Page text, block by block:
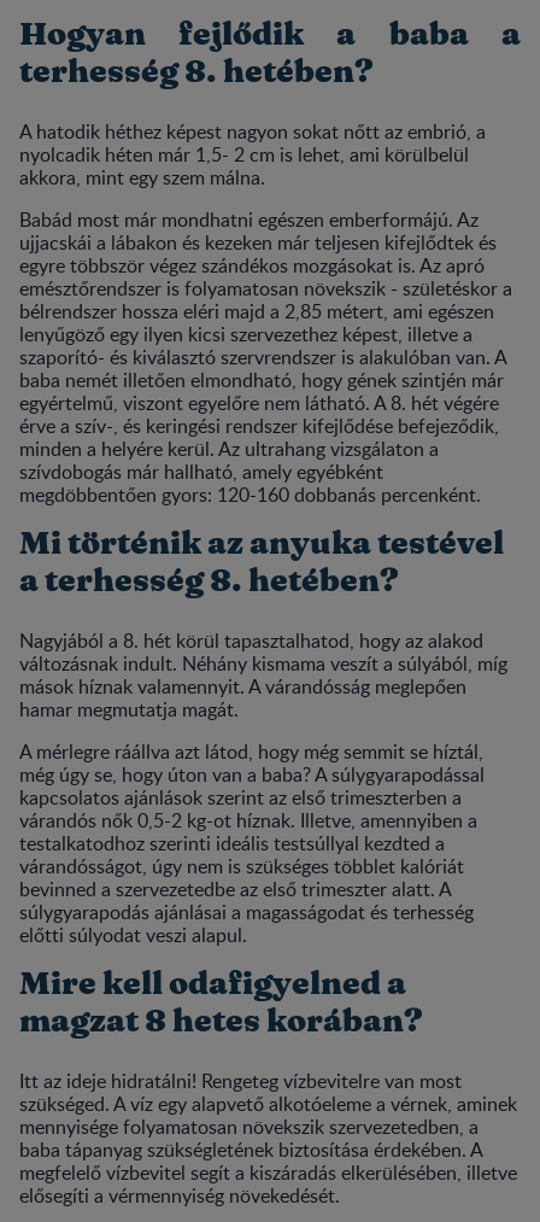
Hogyan fejlődik a baba a
terhesség 8. hetében?
A hatodik héthez képest nagyon sokat nőtt az embrió, a
nyolcadik héten már 1,5- 2 cm is lehet, ami körülbelül
akkora, mint egy szem málna.
Babád most már mondhatni egészen emberformájú. Az
ujjacskái a lábakon és kezeken már teljesen kifejlődtek és
egyre többször végez szándékos mozgásokat is. Az apró
emésztőrendszer is folyamatosan növekszik - születéskor a
bélrendszer hossza eléri majd a 2,85 métert, ami egészen
lenyűgöző egy ilyen kicsi szervezethez képest, illetve a
szaporító- és kiválasztó szervrendszer is alakulóban van. A
baba nemét illetően elmondható, hogy gének szintjén már
egyértelmű, viszont egyelőre nem látható. A 8. hét végére
érve a szív-, és keringési rendszer kifejlődése befejeződik,
minden a helyére kerül. Az ultrahang vizsgálaton a
szívdobogás már hallható, amely egyébként
megdöbbentően gyors: 120-160 dobbanás percenként.
Mi történik az anyuka testével
a terhesség 8. hetében?
Nagyjából a 8. hét körül tapasztalhatod, hogy az alakod
változásnak indult. Néhány kismama veszít a súlyából, míg
mások híznak valamennyit. A várandósság meglepően
hamar megmutatja magát.
A mérlegre ráállva azt látod, hogy még semmit se híztál,
még úgy se, hogy úton van a baba? A súlygyarapodással
kapcsolatos ajánlások szerint az első trimeszterben a
várandós nők 0,5-2 kg-ot híznak. Illetve, amennyiben a
testalkatodhoz szerinti ideális testsúllyal kezdted a
várandósságot, úgy nem is szükséges többlet kalóriát
bevinned a szervezetedbe az első trimeszter alatt. A
súlygyarapodás ajánlásai a magasságodat és terhesség
előtti súlyodat veszi alapul.
Mire kell odafigyelned a
magzat 8 hetes korában?
Itt az ideje hidratálni! Rengeteg vízbevitelre van most
szükséged. A víz egy alapvető alkotóeleme a vérnek, aminek
mennyisége folyamatosan növekszik szervezetedben, a
baba tápanyag szükségletének biztosítása érdekében. A
megfelelő vízbevitel segít a kiszáradás elkerülésében, illetve
elősegíti a vérmennyiség növekedését.